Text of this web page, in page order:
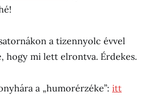
a tizennyolc évvel
hogy mi lett elrontva. Érdekes.
a „humorérzéke”: itt